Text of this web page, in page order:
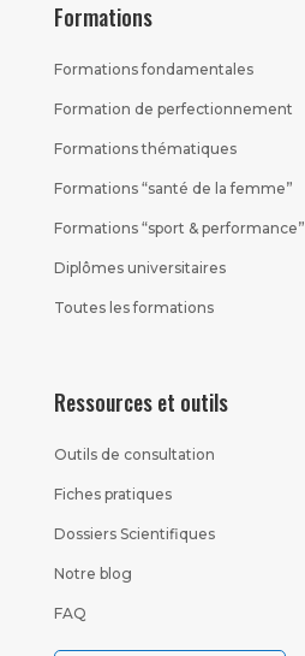
Formations
Formations fondamentales
Formation de perfectionnement
Formations thématiques
Formations “santé de la femme”
Formations “sport & performance”
Diplômes universitaires
Toutes les formations
Ressources et outils
Outils de consultation
Fiches pratiques
Dossiers Scientifiques
Notre blog
FAQ